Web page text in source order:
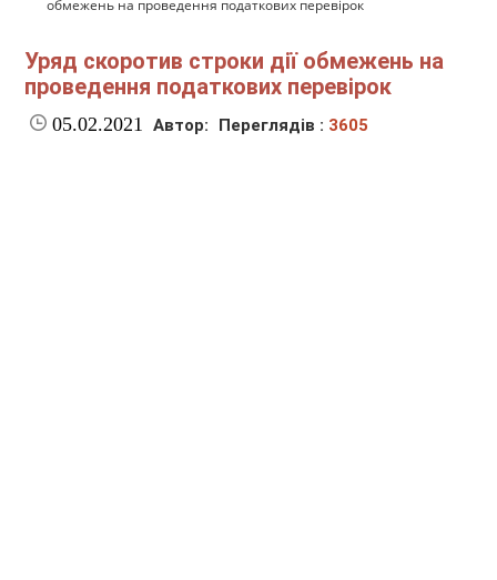
обмежень на проведення податкових перевірок
Уряд скоротив строки дії обмежень на
проведення податкових перевірок
05.02.2021 Автор: Переглядів : 3605